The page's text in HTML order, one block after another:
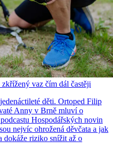
vaz čím dál častěji
děti. Ortoped Filip
Anny v Brně mluví o
Hospodářských novin
nejvíc ohrožená děvčata a jak
dokáže riziko snížit až o